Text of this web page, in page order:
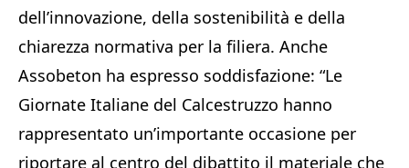
dell’innovazione, della sostenibilità e della
chiarezza normativa per la filiera. Anche
Assobeton ha espresso soddisfazione: “Le
Giornate Italiane del Calcestruzzo hanno
rappresentato un’importante occasione per
riportare al centro del dibattito il materiale che